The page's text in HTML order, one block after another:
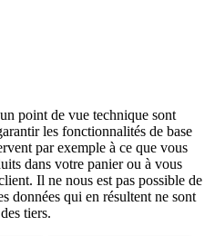
point de vue technique sont
les fonctionnalités de base
par exemple à ce que vous
dans votre panier ou à vous
Il ne nous est pas possible de
données qui en résultent ne sont
tiers.